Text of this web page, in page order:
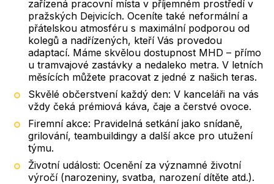
zařízená pracovní místa v příjemném prostředí v
pražských Dejvicích. Oceníte také neformální a
přátelskou atmosféru s maximální podporou od
kolegů a nadřízených, kteří Vás provedou
adaptací. Máme skvělou dostupnost MHD – přímo
u tramvajové zastávky a nedaleko metra. V letních
měsících můžete pracovat z jedné z našich teras.
Skvělé občerstvení každý den: V kanceláři na vás
vždy čeká prémiová káva, čaje a čerstvé ovoce.
Firemní akce: Pravidelná setkání jako snídaně,
grilování, teambuildingy a další akce pro utužení
týmu.
Životní události: Ocenění za významné životní
výročí (narozeniny, svatba, narození dítěte atd.).